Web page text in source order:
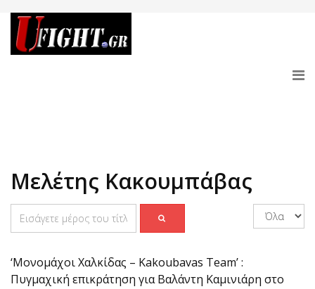
Μελέτης Κακουμπάβας
‘Μονομάχοι Χαλκίδας – Kakoubavas Team’ :
Πυγμαχική επικράτηση για Βαλάντη Καμινιάρη στο